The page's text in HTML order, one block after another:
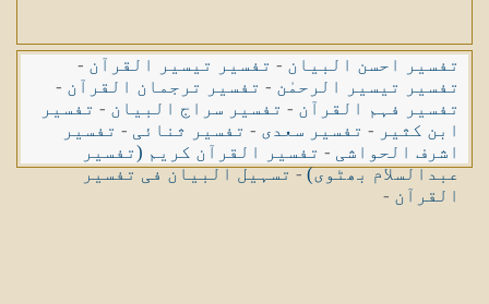
تفسیر احسن البیان - تفسیر تیسیر القرآن -
تفسیر تیسیر الرحمٰن - تفسیر ترجمان القرآن -
تفسیر فہم القرآن - تفسیر سراج البیان - تفسیر
ابن کثیر - تفسیر سعدی - تفسیر ثنائی - تفسیر
اشرف الحواشی - تفسیر القرآن کریم (تفسیر
عبدالسلام بھٹوی)-تسہیل البیان فی تفسیر
القرآن -